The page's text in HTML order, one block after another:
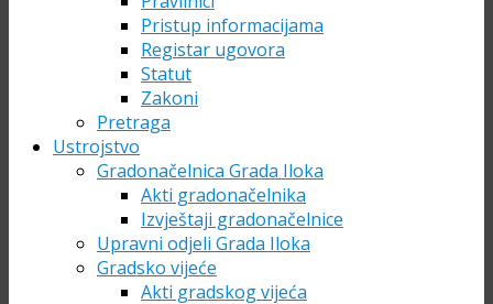
Pristup informacijama
Registar ugovora
Statut
Zakoni
Pretraga
Ustrojstvo
Gradonačelnica Grada Iloka
Akti gradonačelnika
Izvještaji gradonačelnice
Upravni odjeli Grada Iloka
Gradsko vijeće
Akti gradskog vijeća